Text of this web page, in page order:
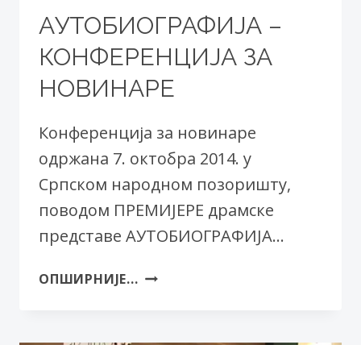
АУТОБИОГРАФИЈА –
КОНФЕРЕНЦИЈА ЗА
НОВИНАРЕ
Конференција за новинаре
одржана 7. октобра 2014. у
Српском народном позоришту,
поводом ПРЕМИЈЕРЕ драмске
представе АУТОБИОГРАФИЈА…
ОПШИРНИЈЕ... АУТОБИОГРАФИЈА